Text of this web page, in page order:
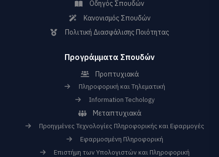
Οδηγός Σπουδών
Κανονισμός Σπουδών
Πολιτική Διασφάλισης Ποιότητας
Προγράμματα Σπουδών
Προπτυχιακά
Πληροφορική και Τηλεματική
Information Techology
Μεταπτυχιακά
Προηγμένες Τεχνολογίες Πληροφορικής και Εφαρμογές
Εφαρμοσμένη Πληροφορική
Επιστήμη των Υπολογιστών και Πληροφορική